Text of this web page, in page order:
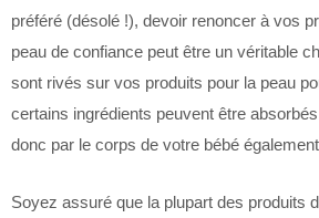
préféré (désolé !), devoir renoncer à vos
peau de confiance peut être un véritable
sont rivés sur vos produits pour la peau
certains ingrédients peuvent être
donc par le corps de votre bébé
Soyez assuré que la plupart des produits